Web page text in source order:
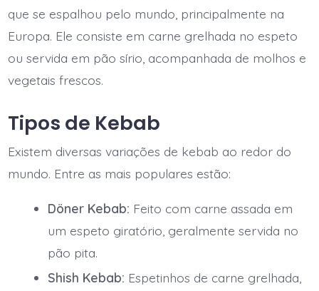
que se espalhou pelo mundo, principalmente na
Europa. Ele consiste em carne grelhada no espeto
ou servida em pão sírio, acompanhada de molhos e
vegetais frescos.
Tipos de Kebab
Existem diversas variações de kebab ao redor do
mundo. Entre as mais populares estão:
Döner Kebab: Feito com carne assada em
um espeto giratório, geralmente servida no
pão pita.
Shish Kebab: Espetinhos de carne grelhada,